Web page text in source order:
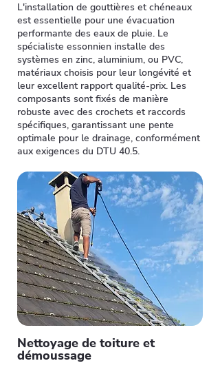
L'installation de gouttières et chéneaux
est essentielle pour une évacuation
performante des eaux de pluie. Le
spécialiste essonnien installe des
systèmes en zinc, aluminium, ou PVC,
matériaux choisis pour leur longévité et
leur excellent rapport qualité-prix. Les
composants sont fixés de manière
robuste avec des crochets et raccords
spécifiques, garantissant une pente
optimale pour le drainage, conformément
aux exigences du DTU 40.5.
Nettoyage de toiture et
démoussage